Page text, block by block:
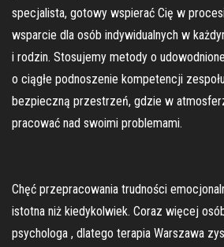
specjalista, gotowy wspierać Cię w
wsparcie dla osób indywidualnych w
i rodzin. Stosujemy metody o
o ciągłe podnoszenie kompetencji
bezpieczną przestrzeń, gdzie w
pracować nad swoimi problemami.
Chęć przepracowania trudności
istotna niż kiedykolwiek. Coraz więcej
psychologa , dlatego terapia Warszawa